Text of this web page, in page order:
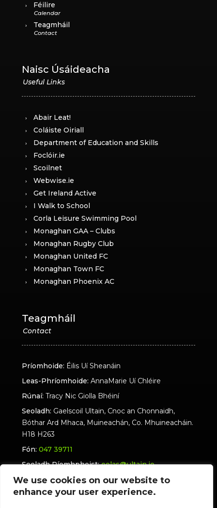
We use cookies on our website to
enhance your user experience.
Féilire
Teagmháil
Naisc Úsáideacha
Abair Leat!
Coláiste Oiriall
Department of Education and Skills
Foclóir.ie
Scoilnet
Webwise.ie
Get Ireland Active
I Walk to School
Corla Leisure Swimming Pool
Monaghan GAA – Clubs
Monaghan Rugby Club
Monaghan United FC
Monaghan Town FC
Monaghan Phoenix AC
Teagmháil
Príomhoide: Éilis Uí Sheanáin
Leas-Phríomhoide: AnnaMarie Uí Chléire
Rúnaí: Tracy Nic Giolla Bhéiní
Seoladh: Gaelscoil Ultain, Cnoc an Chonnaidh,
Bóthar Ard Mhaca, Muineachán, Co. Mhuineacháin.
H18 H263
Fón: 047 39711
Seoladh Ríomhphoist: eolas@ultain.ie
ultain.ie - Polasaí Príobháideachais
Gaelscoil Ultain Polasaí Príobháideachais